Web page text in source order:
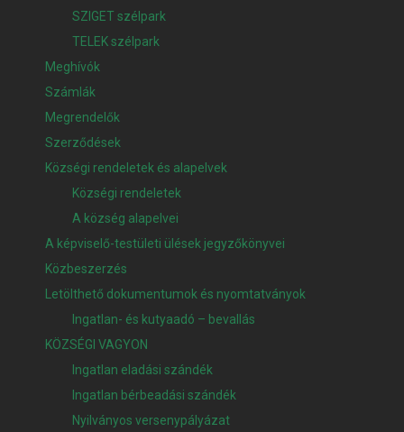
SZIGET szélpark
TELEK szélpark
Meghívók
Számlák
Megrendelők
Szerződések
Községi rendeletek és alapelvek
Községi rendeletek
A község alapelvei
A képviselő-testületi ülések jegyzőkönyvei
Közbeszerzés
Letölthető dokumentumok és nyomtatványok
Ingatlan- és kutyaadó – bevallás
KÖZSÉGI VAGYON
Ingatlan eladási szándék
Ingatlan bérbeadási szándék
Nyilványos versenypályázat